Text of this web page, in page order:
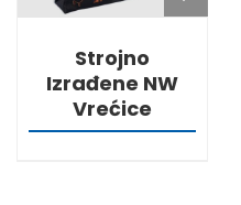
Strojno
Izrađene NW
Vrećice